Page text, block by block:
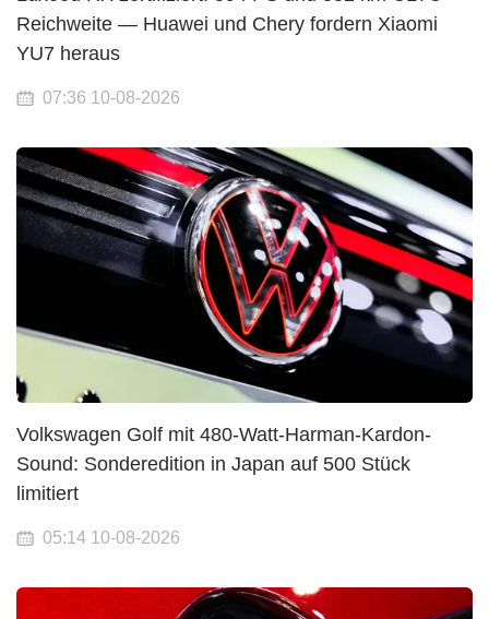
Reichweite — Huawei und Chery fordern Xiaomi
YU7 heraus
07:36 10-08-2026
Volkswagen Golf mit 480-Watt-Harman-Kardon-
Sound: Sonderedition in Japan auf 500 Stück
limitiert
05:14 10-08-2026